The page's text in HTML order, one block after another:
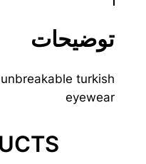
توضیحات
turkish
eyewear